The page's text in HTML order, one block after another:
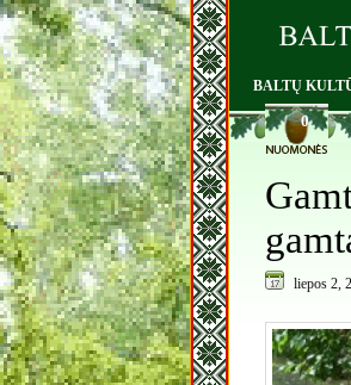
BALTŲ
0
liepos 2,